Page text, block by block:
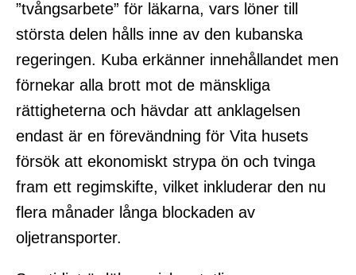
”tvångsarbete” för läkarna, vars löner till
största delen hålls inne av den kubanska
regeringen. Kuba erkänner innehållandet men
förnekar alla brott mot de mänskliga
rättigheterna och hävdar att anklagelsen
endast är en förevändning för Vita husets
försök att ekonomiskt strypa ön och tvinga
fram ett regimskifte, vilket inkluderar den nu
flera månader långa blockaden av
oljetransporter.